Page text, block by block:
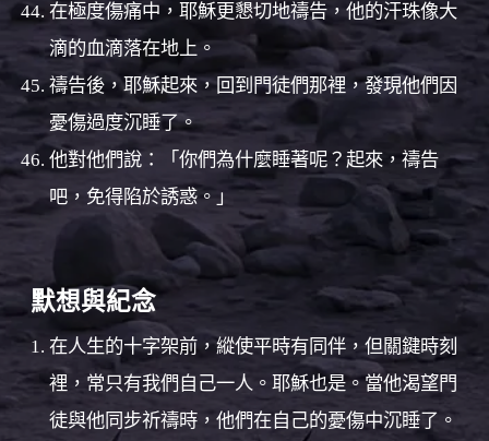
在極度傷痛中，耶穌更懇切地禱告，他的汗珠像大
滴的血滴落在地上。
禱告後，耶穌起來，回到門徒們那裡，發現他們因
憂傷過度沉睡了。
他對他們說：「你們為什麼睡著呢？起來，禱告
吧，免得陷於誘惑。」
默想與紀念
在人生的十字架前，縱使平時有同伴，但關鍵時刻
裡，常只有我們自己一人。耶穌也是。當他渴望門
徒與他同步祈禱時，他們在自己的憂傷中沉睡了。